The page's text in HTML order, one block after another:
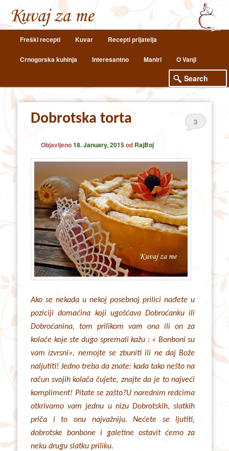
Skip
to
primary
Skip
to
secondary
Freški recepti Kuvar Recepti prijatelja
Crnogorska kuhinja Interesantno Maniri O Vanji
Dobrotska torta
Objavljeno18. January, 2015od RajBoj
3
Ako se nekada u nekoj posebnoj prilici nađete u
poziciji domaćina koji ugošćava Dobroćanku ili
Dobroćanina, tom prilikom vam ona ili on za
kolače koje ste dugo spremali kažu : « Bonboni su
vam izvrsni», nemojte se zbuniti ili ne daj Bože
naljutiti! Jedno treba da znate: kada tako nešto na
račun svojih kolača čujete, znajte da je to najveći
kompliment! Pitate se zašto?U narednim redcima
otkrivamo vam jednu u nizu Dobrotskih, slatkih
priča i to onu najvažniju. Nećete se ljutiti,
dobrotske bonbone i galetine ostavit ćemo za
neku drugu slatku priliku.